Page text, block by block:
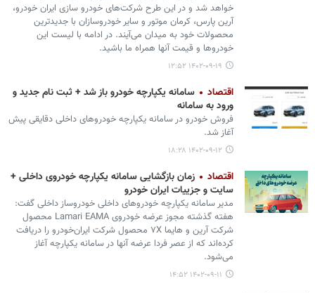
خواهد شد و در این طرح شرکت‌های خودرو سازی ایران خودرو،
آرین پارس، کرمان موتور و سایر خودروسازان با جدیدترین
محصولات خود به میدان می‌آیند. در ادامه با لیست این
خودروها و قیمت آنها همراه ما باشید.
۱۴۰۲-۰۹-۱۹ ۱۲:۵۲
اقتصاد
سامانه یکپارچه خودرو باز شد + ثبت نام جدید و
ورود به سامانه
فروش خودرو در سامانه یکپارچه خودروهای داخلی دقایقی پیش
آغاز شد.
۱۴۰۲-۰۹-۱۲ ۱۸:۲۸
اقتصاد
زمان بازگشایی سامانه یکپارچه خودروی داخلی +
سایت و جزییات ایران خودرو
مدیر سامانه یکپارچه خودروهای داخلی خودروساز داخلی گفت:
هفته گذشته مجوز عرضه خودروی Lamari EAMA ‌محصول
شرکت آرین و هایما ۷X محصول شرکت ایران‌خودرو را دریافت
کرده‌اند که از عصر فردا عرضه آنها در سامانه یکپارچه آغاز
می‌شود.
۱۴۰۲-۰۹-۱۱ ۱۴:۵۲